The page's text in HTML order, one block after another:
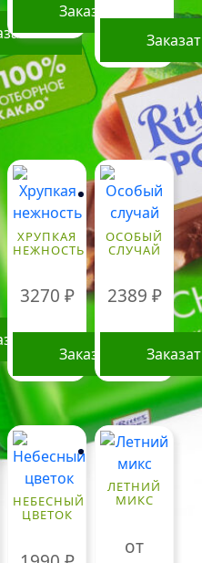
Заказать
БУКЕТЫ
ХРУПКАЯ
НЕЖНОСТЬ
3270 ₽
Заказать
ОСОБЫЙ
СЛУЧАЙ
2389 ₽
НЕБЕСНЫЙ
ЦВЕТОК
ЛЕТНИЙ
МИКС
от
!